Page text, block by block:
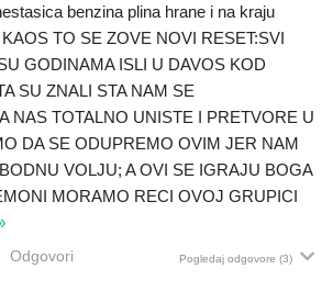
benzina plina hrane i na kraju
TO SE ZOVE NOVI RESET:SVI
GODINAMA ISLI U DAVOS KOD
SU ZNALI STA NAM SE
NAS TOTALNO UNISTE I PRETVORE U
DA SE ODUPREMO OVIM JER NAM
VOLJU; A OVI SE IGRAJU BOGA
MORAMO RECI OVOJ GRUPICI
Odgovori Pogledaj odgovore (3)